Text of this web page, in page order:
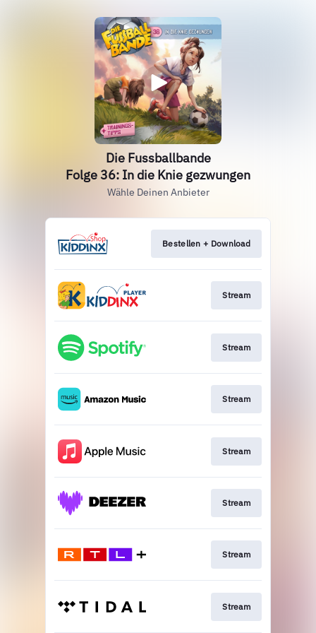
Die Fussballbande
Folge 36: In die Knie gezwungen
Wähle Deinen Anbieter
Bestellen + Download
Stream
Stream
Stream
Stream
Stream
Stream
Stream